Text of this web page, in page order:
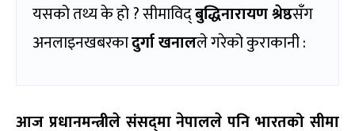
यसको तथ्य के हो ? सीमाविद्बुद्धिनारायण श्रेष्ठसँग
अनलाइनखबरकादुर्गा खनालले गरेको कुराकानी :
आज प्रधानमन्त्रीले संसद्‌मा नेपालले पनि भारतको सीमा